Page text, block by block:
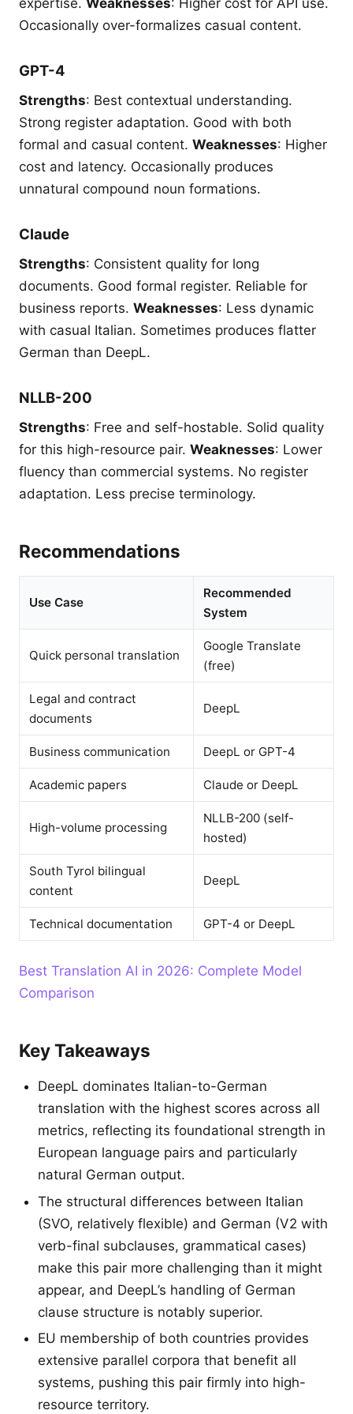
expertise. Weaknesses: Higher cost for API use.
Occasionally over-formalizes casual content.
GPT-4
Strengths: Best contextual understanding.
Strong register adaptation. Good with both
formal and casual content. Weaknesses: Higher
cost and latency. Occasionally produces
unnatural compound noun formations.
Claude
Strengths: Consistent quality for long
documents. Good formal register. Reliable for
business reports. Weaknesses: Less dynamic
with casual Italian. Sometimes produces flatter
German than DeepL.
NLLB-200
Strengths: Free and self-hostable. Solid quality
for this high-resource pair. Weaknesses: Lower
fluency than commercial systems. No register
adaptation. Less precise terminology.
Recommendations
Use Case
Recommended
System
Quick personal translation
Google Translate
(free)
Legal and contract
documents
DeepL
Business communication DeepL or GPT-4
Academic papers Claude or DeepL
High-volume processing
NLLB-200 (self-
hosted)
South Tyrol bilingual
content
DeepL
Technical documentation GPT-4 or DeepL
Best Translation AI in 2026: Complete Model
Comparison
Key Takeaways
DeepL dominates Italian-to-German
translation with the highest scores across all
metrics, reflecting its foundational strength in
European language pairs and particularly
natural German output.
The structural differences between Italian
(SVO, relatively flexible) and German (V2 with
verb-final subclauses, grammatical cases)
make this pair more challenging than it might
appear, and DeepL’s handling of German
clause structure is notably superior.
EU membership of both countries provides
extensive parallel corpora that benefit all
systems, pushing this pair firmly into high-
resource territory.